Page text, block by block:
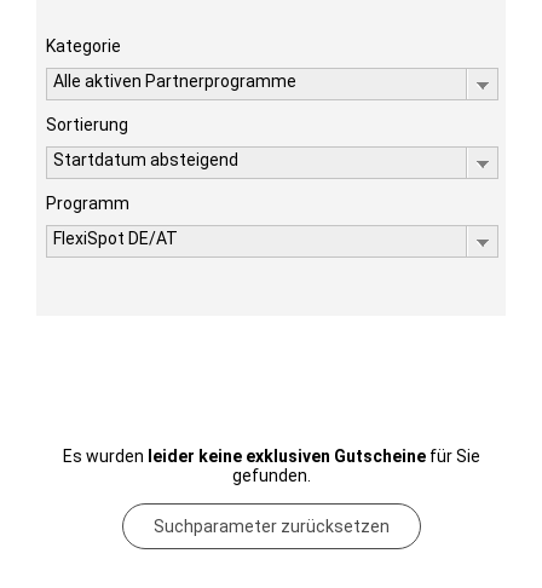
Kategorie
Alle aktiven Partnerprogramme
Sortierung
Startdatum absteigend
Programm
FlexiSpot DE/AT
Es wurden leider keine exklusiven Gutscheinefür Sie
gefunden.
Suchparameter zurücksetzen